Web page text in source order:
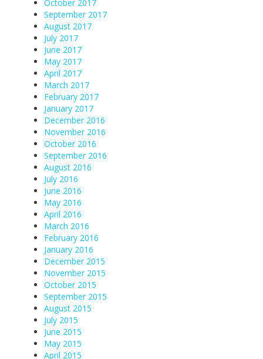
October 2017
September 2017
August 2017
July 2017
June 2017
May 2017
April 2017
March 2017
February 2017
January 2017
December 2016
November 2016
October 2016
September 2016
August 2016
July 2016
June 2016
May 2016
April 2016
March 2016
February 2016
January 2016
December 2015
November 2015
October 2015
September 2015
August 2015
July 2015
June 2015
May 2015
April 2015